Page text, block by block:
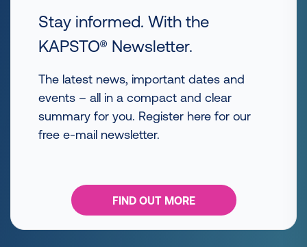
Stay informed. With the
KAPSTO® Newsletter.
The latest news, important dates and
events – all in a compact and clear
summary for you. Register here for our
free e-mail newsletter.
FIND OUT MORE